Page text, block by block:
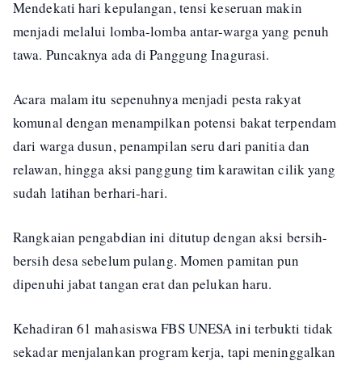
Mendekati hari kepulangan, tensi keseruan makin
menjadi melalui lomba-lomba antar-warga yang penuh
tawa. Puncaknya ada di Panggung Inagurasi.
Acara malam itu sepenuhnya menjadi pesta rakyat
komunal dengan menampilkan potensi bakat terpendam
dari warga dusun, penampilan seru dari panitia dan
relawan, hingga aksi panggung tim karawitan cilik yang
sudah latihan berhari-hari.
Rangkaian pengabdian ini ditutup dengan aksi bersih-
bersih desa sebelum pulang. Momen pamitan pun
dipenuhi jabat tangan erat dan pelukan haru.
Kehadiran 61 mahasiswa FBS UNESA ini terbukti tidak
sekadar menjalankan program kerja, tapi meninggalkan